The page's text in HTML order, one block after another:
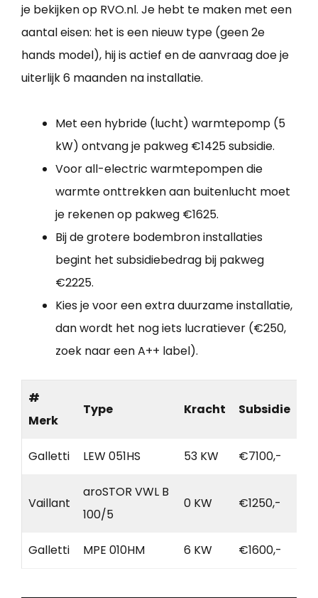
je bekijken op RVO.nl. Je hebt te maken met een
aantal eisen: het is een nieuw type (geen 2e
hands model), hij is actief en de aanvraag doe je
uiterlijk 6 maanden na installatie.
Met een hybride (lucht) warmtepomp (5
kW) ontvang je pakweg €1425 subsidie.
Voor all-electric warmtepompen die
warmte onttrekken aan buitenlucht moet
je rekenen op pakweg €1625.
Bij de grotere bodembron installaties
begint het subsidiebedrag bij pakweg
€2225.
Kies je voor een extra duurzame installatie,
dan wordt het nog iets lucratiever (€250,
zoek naar een A++ label).
#
Merk
Type Kracht Subsidie
Galletti LEW 051HS 53 KW €7100,-
Vaillant
aroSTOR VWL B
100/5
0 KW €1250,-
Galletti MPE 010HM 6 KW €1600,-